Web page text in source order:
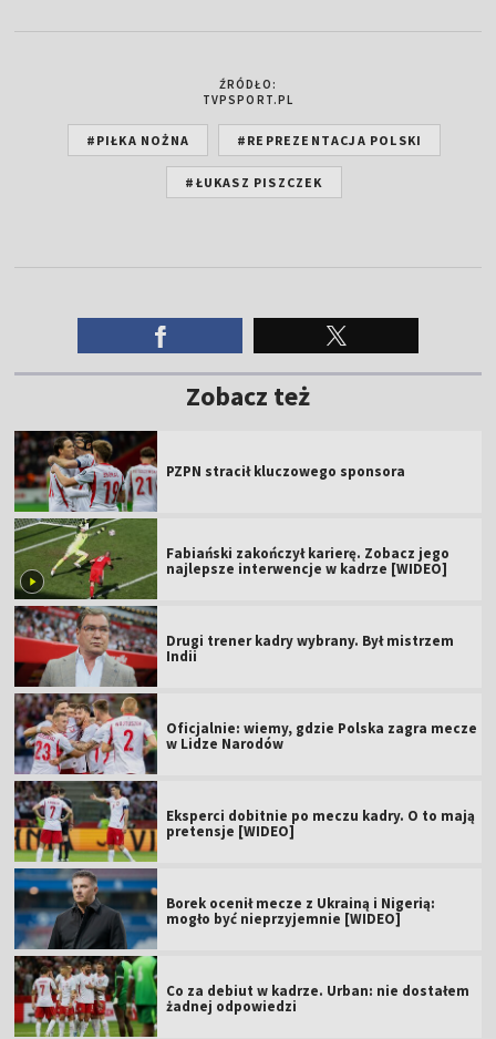
ŹRÓDŁO:
TVPSPORT.PL
#PIŁKA NOŻNA #REPREZENTACJA POLSKI
#ŁUKASZ PISZCZEK
Zobacz też
PZPN stracił kluczowego sponsora
Fabiański zakończył karierę. Zobacz jego
najlepsze interwencje w kadrze [WIDEO]
Drugi trener kadry wybrany. Był mistrzem
Indii
Oficjalnie: wiemy, gdzie Polska zagra mecze
w Lidze Narodów
Eksperci dobitnie po meczu kadry. O to mają
pretensje [WIDEO]
Borek ocenił mecze z Ukrainą i Nigerią:
mogło być nieprzyjemnie [WIDEO]
Co za debiut w kadrze. Urban: nie dostałem
żadnej odpowiedzi